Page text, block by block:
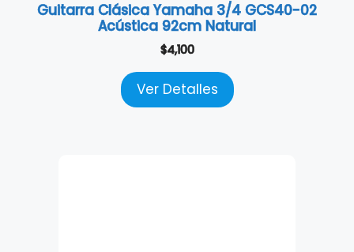
Guitarra Clásica Yamaha 3/4 GCS40-02
Acústica 92cm Natural
$4,100
Ver Detalles